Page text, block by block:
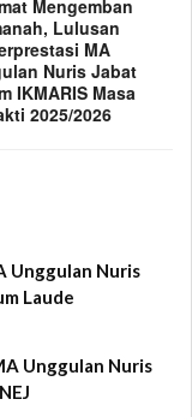
Mengemban
Lulusan
MA
Nuris Jabat
IKMARIS Masa
2025/2026
Unggulan Nuris
Laude
Unggulan Nuris